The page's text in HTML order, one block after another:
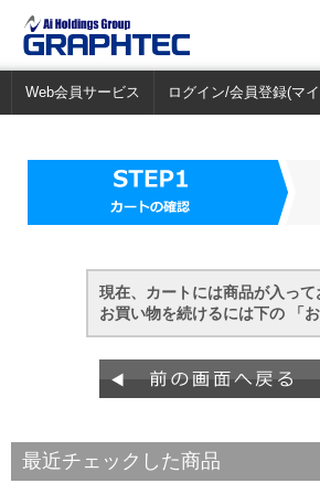
Web会員サービス ログイン/会員登録(マ
現在、カートには商品が入って
お買い物を続けるには下の 「
最近チェックした商品